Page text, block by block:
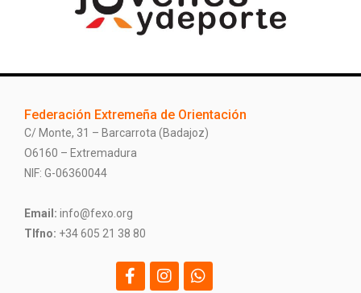
Federación Extremeña de Orientación
C/ Monte, 31 – Barcarrota (Badajoz)
O6160 – Extremadura
NIF: G-06360044
Email: info@fexo.org
Tlfno: +34 605 21 38 80